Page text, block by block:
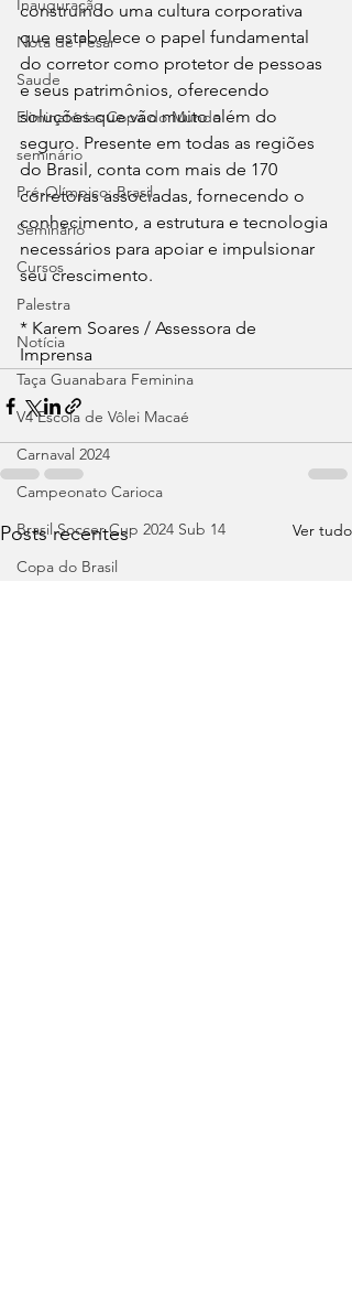
Inauguração
Nota de Pesar
Saude
Eliminatórias Copa do Mundo
seminário
Pré-Olímpico: Brasil
Seminário
Cursos
Palestra
Notícia
Taça Guanabara Feminina
V4 Escola de Vôlei Macaé
Carnaval 2024
Campeonato Carioca
Brasil Soccer Cup 2024 Sub 14
Copa do Brasil
construindo uma cultura corporativa
que estabelece o papel fundamental
do corretor como protetor de pessoas
e seus patrimônios, oferecendo
soluções que vão muito além do
seguro. Presente em todas as regiões
do Brasil, conta com mais de 170
corretoras associadas, fornecendo o
conhecimento, a estrutura e tecnologia
necessários para apoiar e impulsionar
seu crescimento.
* Karem Soares / Assessora de
Imprensa
Posts recentes Ver tudo